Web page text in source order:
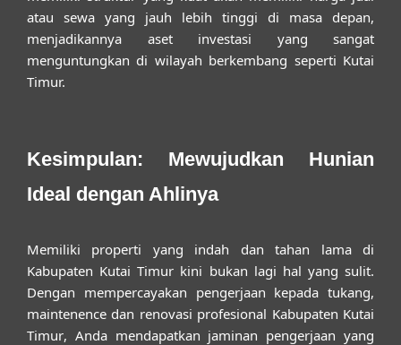
atau sewa yang jauh lebih tinggi di masa depan,
menjadikannya aset investasi yang sangat
menguntungkan di wilayah berkembang seperti Kutai
Timur.
Kesimpulan: Mewujudkan Hunian
Ideal dengan Ahlinya
Memiliki properti yang indah dan tahan lama di
Kabupaten Kutai Timur kini bukan lagi hal yang sulit.
Dengan mempercayakan pengerjaan kepada tukang,
maintenence dan renovasi profesional Kabupaten Kutai
Timur, Anda mendapatkan jaminan pengerjaan yang